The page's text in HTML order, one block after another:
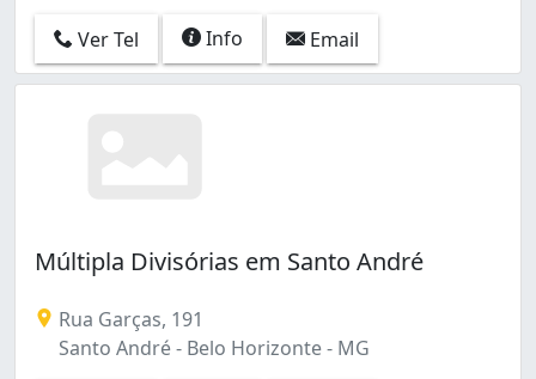
Ver Tel Info Email
Múltipla Divisórias em Santo André
Rua Garças, 191
Santo André - Belo Horizonte - MG